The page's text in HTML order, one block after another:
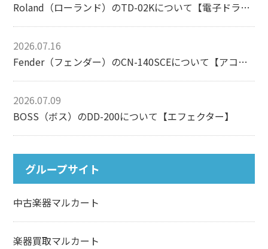
Roland（ローランド）のTD-02Kについて【電子ドラム】
2026.07.16
Fender（フェンダー）のCN-140SCEについて【アコースティックギター】
2026.07.09
BOSS（ボス）のDD-200について【エフェクター】
グループサイト
中古楽器マルカート
楽器買取マルカート